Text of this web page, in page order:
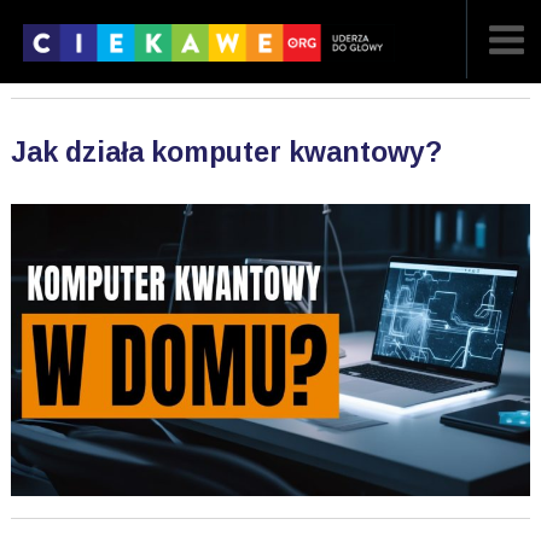
Jak działa komputer kwantowy?
LOSOWE
A ARTYKUŁY
F FILMY
GALERIA
REGULAMIN
KONTAKT